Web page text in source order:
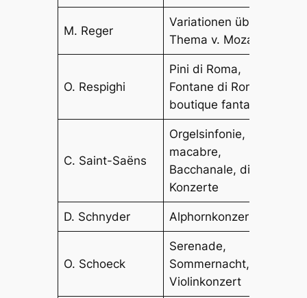
M. Reger
Variationen über ein
Thema v. Mozart
O. Respighi
Pini di Roma,
Fontane di Roma, La
boutique fantasque
C. Saint-Saëns
Orgelsinfonie, Danse
macabre,
Bacchanale, div.
Konzerte
D. Schnyder Alphornkonzert
O. Schoeck
Serenade,
Sommernacht,
Violinkonzert